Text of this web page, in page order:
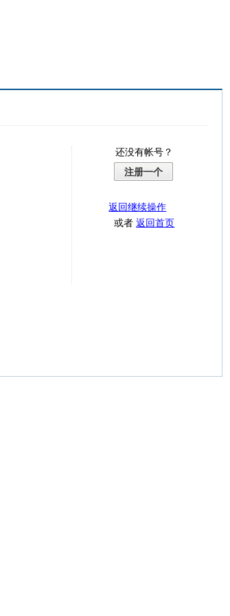
还没有帐号？
注册一个
返回继续操作
或者返回首页